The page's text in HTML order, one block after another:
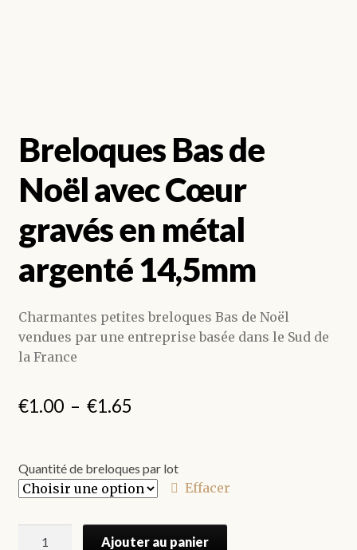
Breloques Bas de
Noël avec Cœur
gravés en métal
argenté 14,5mm
Charmantes petites breloques Bas de Noël
vendues par une entreprise basée dans le Sud de
la France
€1.00 – €1.65
prix :
€1.00
€1.65
Quantité de breloques par lot
Effacer
Ajouter au panier